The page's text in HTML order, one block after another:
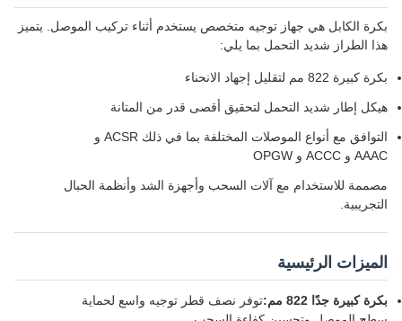
بكرة الكابل هي جهاز توجيه متخصص يستخدم أثناء تركيب الموصل. يتميز
هذا الطراز شديد التحمل بما يلي:
بكرة كبيرة 822 مم لتقليل إجهاد الانحناء
هيكل إطار شديد التحمل لتحقيق أقصى قدر من المتانة
التوافق مع أنواع الموصلات المختلفة بما في ذلك ACSR و
AAAC و ACCC و OPGW
مصممة للاستخدام مع آلات السحب وأجهزة الشد وأنظمة الحبال
التجريبية.
الميزات الرئيسية
بكرة كبيرة جدًا 822 مم:
توفر نصف قطر توجيه واسع لحماية